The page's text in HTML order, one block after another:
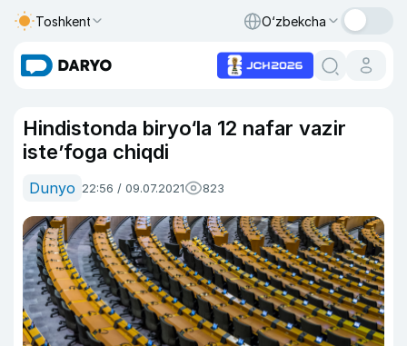
Toshkent O‘zbekcha
Hindistonda biryo‘la 12 nafar vazir
iste’foga chiqdi
Dunyo 22:56 / 09.07.2021 823